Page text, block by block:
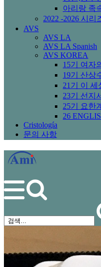
아리랑 족
2022 -2026 시리
AVS
AVS LA
AVS LA Spanish
AVS KOREA
15기 여자
19기 산상
21기 이 세
23기 선지
25기 요한
26
Cristología
문의 사항